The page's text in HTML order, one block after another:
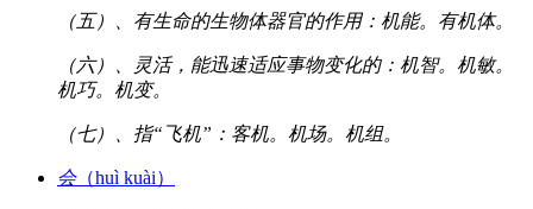
（五）、有生命的生物体器官的作用：机能。有机体。
（六）、灵活，能迅速适应事物变化的：机智。机敏。
机巧。机变。
（七）、指“飞机”：客机。机场。机组。
会（huì kuài）